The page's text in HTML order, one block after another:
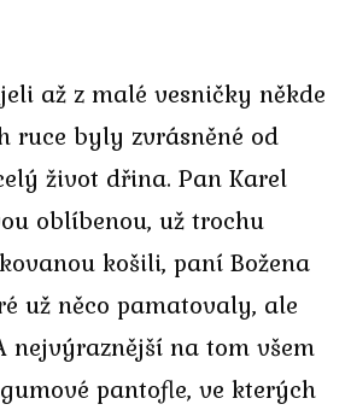
až z malé vesničky někde
ruce byly zvrásněné od
život dřina. Pan Karel
oblíbenou, už trochu
košili, paní Božena
už něco pamatovaly, ale
nejvýraznější na tom všem
pantofle, ve kterých